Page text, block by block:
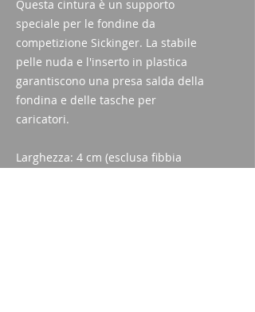
Questa cintura è un supporto
speciale per le fondine da
competizione Sickinger. La stabile
pelle nuda e l'inserto in plastica
garantiscono una presa salda della
fondina e delle tasche per
caricatori.
Larghezza: 4 cm (esclusa fibbia